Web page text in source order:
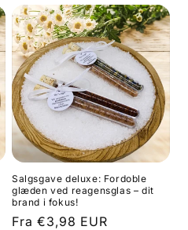
Salgsgave deluxe: Fordoble
glæden ved reagensglas – dit
brand i fokus!
Normalpris
Fra €3,98 EUR